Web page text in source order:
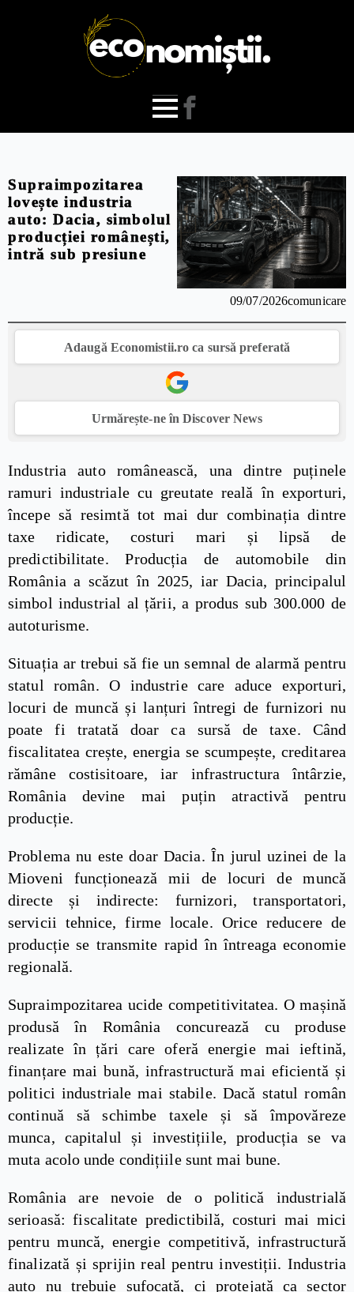
Supraimpozitarea
lovește industria
auto: Dacia, simbolul
producției românești,
intră sub presiune
09/07/2026comunicare
Adaugă Economistii.ro ca sursă preferată
Urmărește-ne în Discover News
Industria auto românească, una dintre puținele
ramuri industriale cu greutate reală în exporturi,
începe să resimtă tot mai dur combinația dintre
taxe ridicate, costuri mari și lipsă de
predictibilitate. Producția de automobile din
România a scăzut în 2025, iar Dacia, principalul
simbol industrial al țării, a produs sub 300.000 de
autoturisme.
Situația ar trebui să fie un semnal de alarmă pentru
statul român. O industrie care aduce exporturi,
locuri de muncă și lanțuri întregi de furnizori nu
poate fi tratată doar ca sursă de taxe. Când
fiscalitatea crește, energia se scumpește, creditarea
rămâne costisitoare, iar infrastructura întârzie,
România devine mai puțin atractivă pentru
producție.
Problema nu este doar Dacia. În jurul uzinei de la
Mioveni funcționează mii de locuri de muncă
directe și indirecte: furnizori, transportatori,
servicii tehnice, firme locale. Orice reducere de
producție se transmite rapid în întreaga economie
regională.
Supraimpozitarea ucide competitivitatea. O mașină
produsă în România concurează cu produse
realizate în țări care oferă energie mai ieftină,
finanțare mai bună, infrastructură mai eficientă și
politici industriale mai stabile. Dacă statul român
continuă să schimbe taxele și să împovăreze
munca, capitalul și investițiile, producția se va
muta acolo unde condițiile sunt mai bune.
România are nevoie de o politică industrială
serioasă: fiscalitate predictibilă, costuri mai mici
pentru muncă, energie competitivă, infrastructură
finalizată și sprijin real pentru investiții. Industria
auto nu trebuie sufocată, ci protejată ca sector